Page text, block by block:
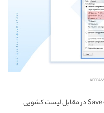
d) دکمه Save current settings as a profile در مقابل لیست کشویی